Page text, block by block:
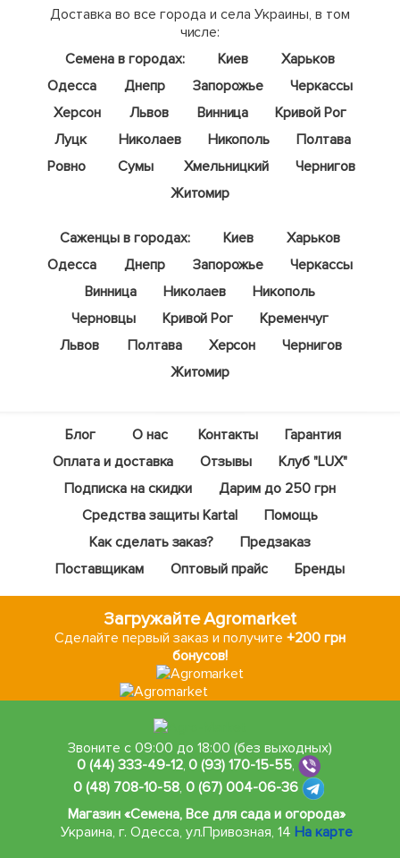
Доставка во все города и села Украины, в том
числе:
Семена в городах:
Киев
Харьков
Одесса
Днепр Запорожье
Черкассы
Херсон
Львов Винница
Кривой Рог
Луцк
Николаев Никополь
Полтава
Ровно
Сумы Хмельницкий
Чернигов
Житомир
Саженцы в городах: Киев
Харьков
Одесса
Днепр Запорожье
Черкассы
Винница
Николаев
Никополь
Черновцы
Кривой Рог
Кременчуг
Львов
Полтава Херсон
Чернигов
Житомир
Блог О нас Контакты
Гарантия
Оплата и доставка
Отзывы
Клуб "LUX"
Подписка на скидки
Дарим до 250 грн
Средства защиты Kartal
Помощь
Как сделать заказ?
Предзаказ
Поставщикам
Оптовый прайс Бренды
Загружайте Agromarket
Сделайте первый заказ и получите +200 грн
бонусов!
Звоните с 09:00 до 18:00 (без выходных)
0 (44) 333-49-12,0 (93) 170-15-55,
0 (48) 708-10-58, 0 (67) 004-06-36
Магазин «Семена, Все для сада и огорода»
Украина, г. Одесса, ул.Привозная, 14 На карте